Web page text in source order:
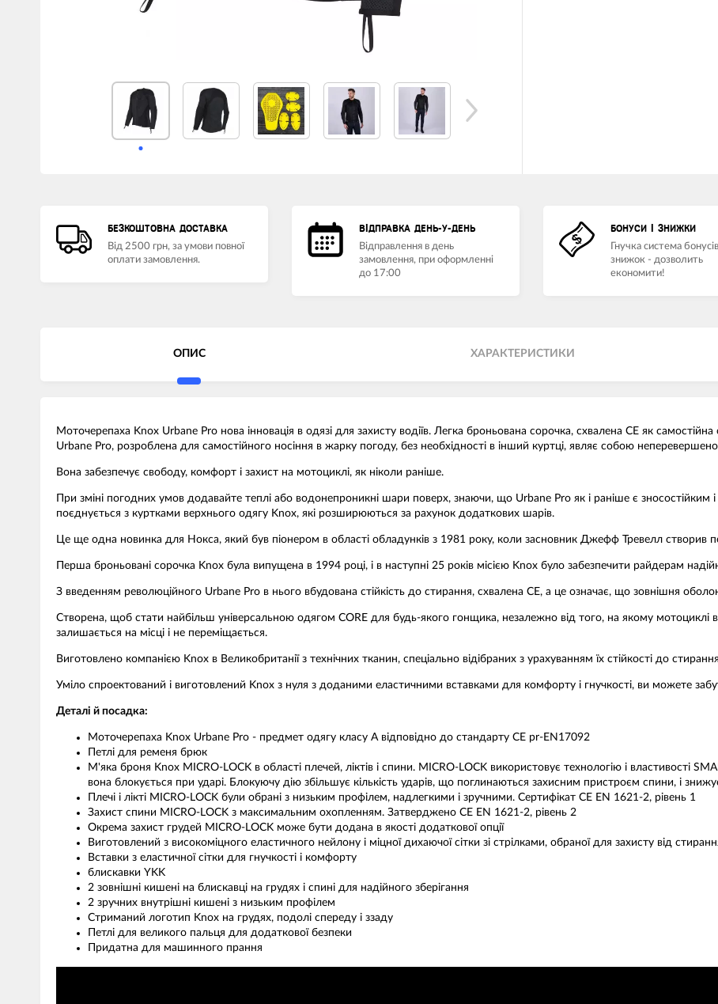
БЕЗКОШТОВНА ДОСТАВКА
Від 2500 грн, за умови повної
оплати замовлення.
ВІДПРАВКА ДЕНЬ-У-ДЕНЬ
Відправлення в день
замовлення, при оформленні
до 17:00
БОНУСИ І ЗНИЖКИ
Гнучка система бонусів
знижок - дозволить
економити!
ОПИС ХАРАКТЕРИСТИКИ
Моточерепаха Knox Urbane Pro нова інновація в одязі для захисту водіїв. Легка броньована сорочка, схвалена CE як самостійна
Urbane Pro, розроблена для самостійного носіння в жарку погоду, без необхідності в інший куртці, являє собою
Вона забезпечує свободу, комфорт і захист на мотоциклі, як ніколи раніше.
При зміні погодних умов додавайте теплі або водонепроникні шари поверх, знаючи, що Urbane Pro як і раніше є
поєднується з куртками верхнього одягу Knox, які розширюються за рахунок додаткових шарів.
Це ще одна новинка для Нокса, який був піонером в області обладунків з 1981 року, коли засновник Джефф Тревелл створив
Перша броньовані сорочка Knox була випущена в 1994 році, і в наступні 25 років місією Knox було забезпечити райдерам
З введенням революційного Urbane Pro в нього вбудована стійкість до стирання, схвалена CE, а це означає, що зовнішня
Створена, щоб стати найбільш універсальною одягом CORE для будь-якого гонщика, незалежно від того, на якому мотоциклі
залишається на місці і не переміщається.
Виготовлено компанією Knox в Великобританії з технічних тканин, спеціально відібраних з урахуванням їх стійкості до
Уміло спроектований і виготовлений Knox з нуля з доданими еластичними вставками для комфорту і гнучкості, ви можете
Деталі й посадка:
Моточерепаха Knox Urbane Pro - предмет одягу класу A відповідно до стандарту CE pr-EN17092
Петлі для ременя брюк
М'яка броня Knox MICRO-LOCK в області плечей, ліктів і спини. MICRO-LOCK використовує технологію і властивості
вона блокується при ударі. Блокуючу дію збільшує кількість ударів, що поглинаються захисним пристроєм спини, і
Плечі і лікті MICRO-LOCK були обрані з низьким профілем, надлегкими і зручними. Сертифікат CE EN 1621-2, рівень 1
Захист спини MICRO-LOCK з максимальним охопленням. Затверджено CE EN 1621-2, рівень 2
Окрема захист грудей MICRO-LOCK може бути додана в якості додаткової опції
Виготовлений з високоміцного еластичного нейлону і міцної дихаючої сітки зі стрілками, обраної для захисту від
Вставки з еластичної сітки для гнучкості і комфорту
блискавки YKK
2 зовнішні кишені на блискавці на грудях і спині для надійного зберігання
2 зручних внутрішні кишені з низьким профілем
Стриманий логотип Knox на грудях, подолі спереду і ззаду
Петлі для великого пальця для додаткової безпеки
Придатна для машинного прання